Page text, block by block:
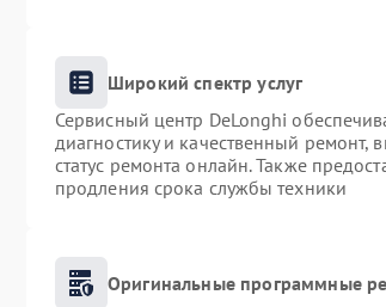
Широкий спектр услуг
Сервисный центр DeLonghi
диагностику и качественный ремонт,
статус ремонта онлайн. Также
продления срока службы техники
Оригинальные программные